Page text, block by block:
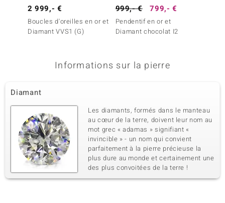
0,005 ct Taille brillant rond
Sertissage
Serti griffe
Origine
Afrique
5ème pierre
Diamant VVS1 (G)
0,005 ct Taille brillant rond
Sertissage
Serti griffe
Origine
Afrique
2 999,- €
Boucles d'oreilles en or et
Diamant VVS1 (G)
999,- € 799,- €
Pendentif en or et
Diamant chocolat I2
Informations sur la pierre
Diamant
Les diamants, formés dans le manteau
au cœur de la terre, doivent leur nom au
mot grec « adamas » signifiant «
invincible » - un nom qui convient
parfaitement à la pierre précieuse la
plus dure au monde et certainement une
des plus convoitées de la terre !